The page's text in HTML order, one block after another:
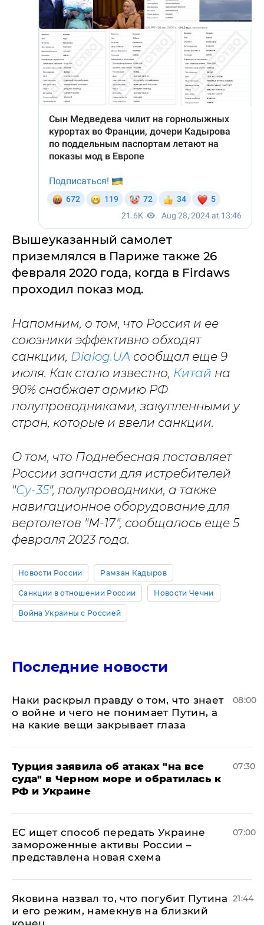
Вышеуказанный самолет
приземлялся в Париже также 26
февраля 2020 года, когда в Firdaws
проходил показ мод.
Напомним, о том, что Россия и ее
союзники эффективно обходят
санкции, Dialog.UA сообщал еще 9
июля. Как стало известно, Китай на
90% снабжает армию РФ
полупроводниками, закупленными у
стран, которые и ввели санкции.
О том, что Поднебесная поставляет
России запчасти для истребителей
"Су-35", полупроводники, а также
навигационное оборудование для
вертолетов "М-17", сообщалось еще 5
февраля 2023 года.
Новости России Рамзан Кадыров
Санкции в отношении России Новости Чечни
Война Украины с Россией
Последние новости
Наки раскрыл правду о том, что знает
о войне и чего не понимает Путин, а
на какие вещи закрывает глаза
08:00
Турция заявила об атаках "на все
суда" в Черном море и обратилась к
РФ и Украине
07:30
ЕС ищет способ передать Украине
замороженные активы России –
представлена новая схема
07:00
Яковина назвал то, что погубит Путина
и его режим, намекнув на близкий
21:44